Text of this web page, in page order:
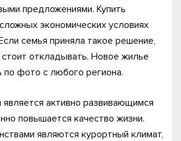
предложениями. Купить
экономических условиях
семья приняла такое решение,
откладывать. Новое жилье
фото с любого региона.
активно развивающимся
повышается качество жизни.
являются курортный климат,